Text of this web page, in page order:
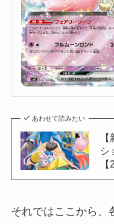
あわせて読みたい
シ
それではここから、